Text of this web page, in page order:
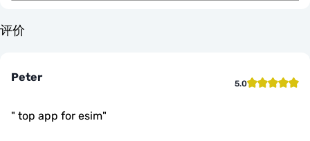
评价
Peter 5.0
" top app for esim"